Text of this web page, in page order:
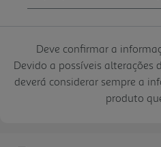
Deve confirmar a
Devido a possíveis alterações
deverá considerar sempre a
produto